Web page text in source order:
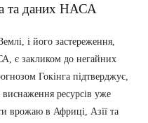
та даних НАСА
і його застереження,
є закликом до негайних
Гокінга підтверджує,
ресурсів уже
врожаю в Африці, Азії та